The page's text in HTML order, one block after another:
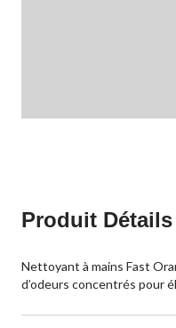
Produit Détails
Nettoyant à mains Fast
d’odeurs concentrés pour